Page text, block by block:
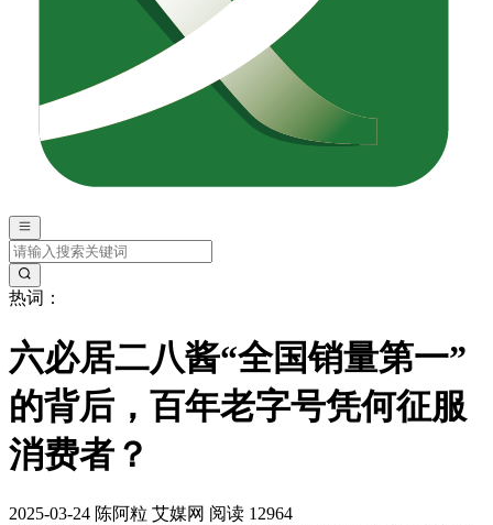
热词：
六必居二八酱“全国销量第一”
的背后，百年老字号凭何征服
消费者？
2025-03-24 陈阿粒 艾媒网 阅读 12964